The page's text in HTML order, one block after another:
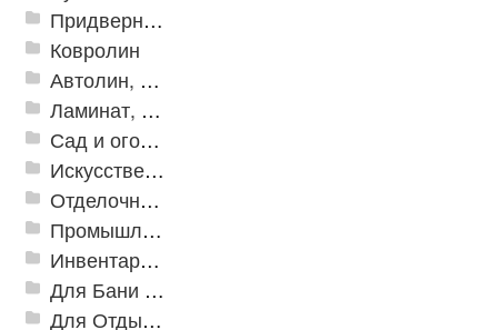
Придверные решетки
Ковролин
Автолин, Транслин, Линолеум
Ламинат, Кварцвиниловая плитка SPC
Сад и огород
Искусственная трава
Отделочные профили
Промышленный текстиль
Инвентарь для клининга
Для Бани и Сауны
Для Отдыха и Пикника